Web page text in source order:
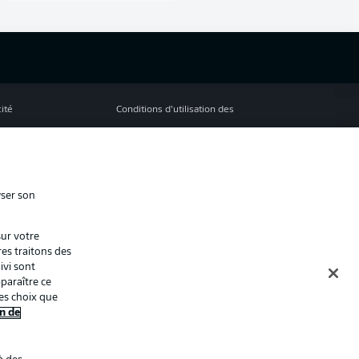
Conditions d’utilisation des
son
votre
traitons des
sont
ce
choix que
de